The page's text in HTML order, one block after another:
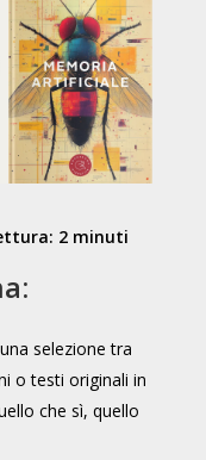
2 minuti
selezione tra
o testi originali in
che sì, quello